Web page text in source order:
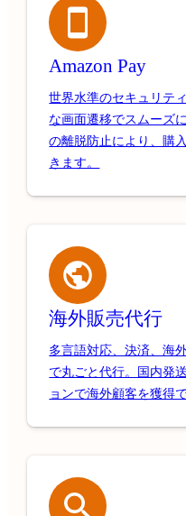
Amazon Pay
世界水準のセキュリテ
な画面遷移でスムーズ
の離脱防止により、購
きます。
海外販売代行
多言語対応、決済、海
で丸ごと代行。国内発
ョンで海外顧客を獲得